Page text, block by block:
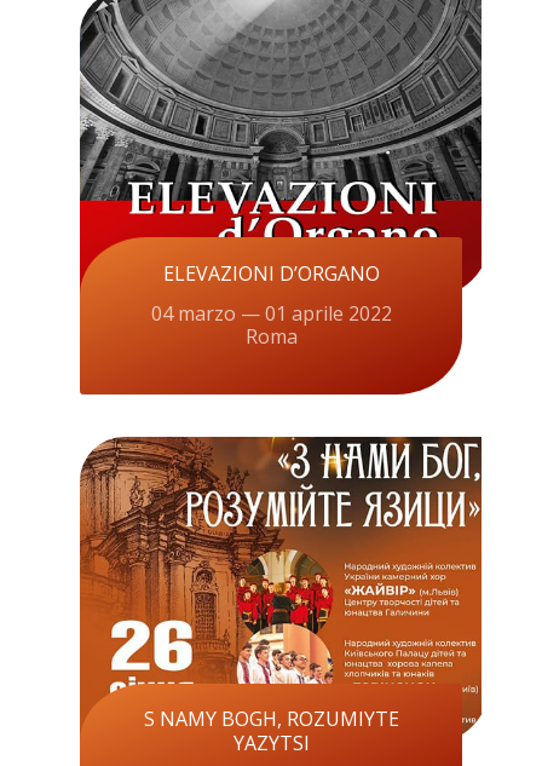
ELEVAZIONI D’ORGANO
04 marzo — 01 aprile 2022
Roma
S NAMY BOGH, ROZUMIYTE
YAZYTSI